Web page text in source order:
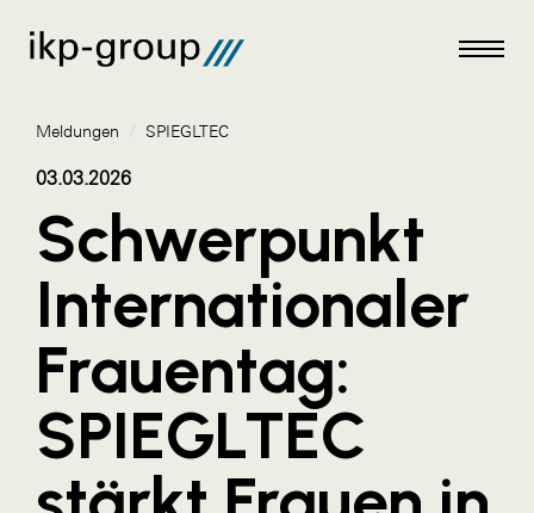
Meldungen
AKTUELLES
ACO
ALEX Krems
Amazon Web Services
Artweger
Meldungen / SPIEGLTEC
03.03.2026
Schwerpunkt
Internationaler
Frauentag:
SPIEGLTEC